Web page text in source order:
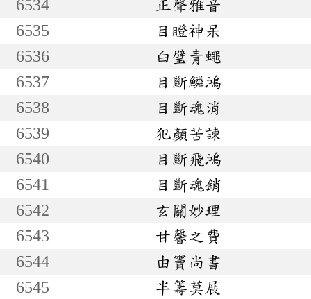
6534
正聲雅音
6535
目瞪神呆
6536
白璧青蠅
6537
目斷鱗鴻
6538
目斷魂消
6539
犯顏苦諫
6540
目斷飛鴻
6541
目斷魂銷
6542
玄關妙理
6543
甘馨之費
6544
由竇尚書
6545
半籌莫展